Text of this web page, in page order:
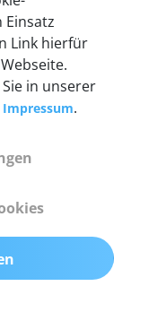
&
Einsatz
Link hierfür
in unserer
Impressum.